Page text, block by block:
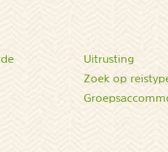
Uitrusting
Zoek op